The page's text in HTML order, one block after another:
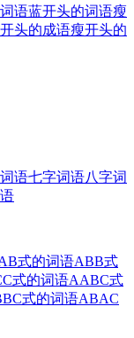
语蓝开头的词语瘦
头的成语瘦开头的
语七字词语八字词
式的词语ABB式
式的词语AABC式
式的词语ABAC